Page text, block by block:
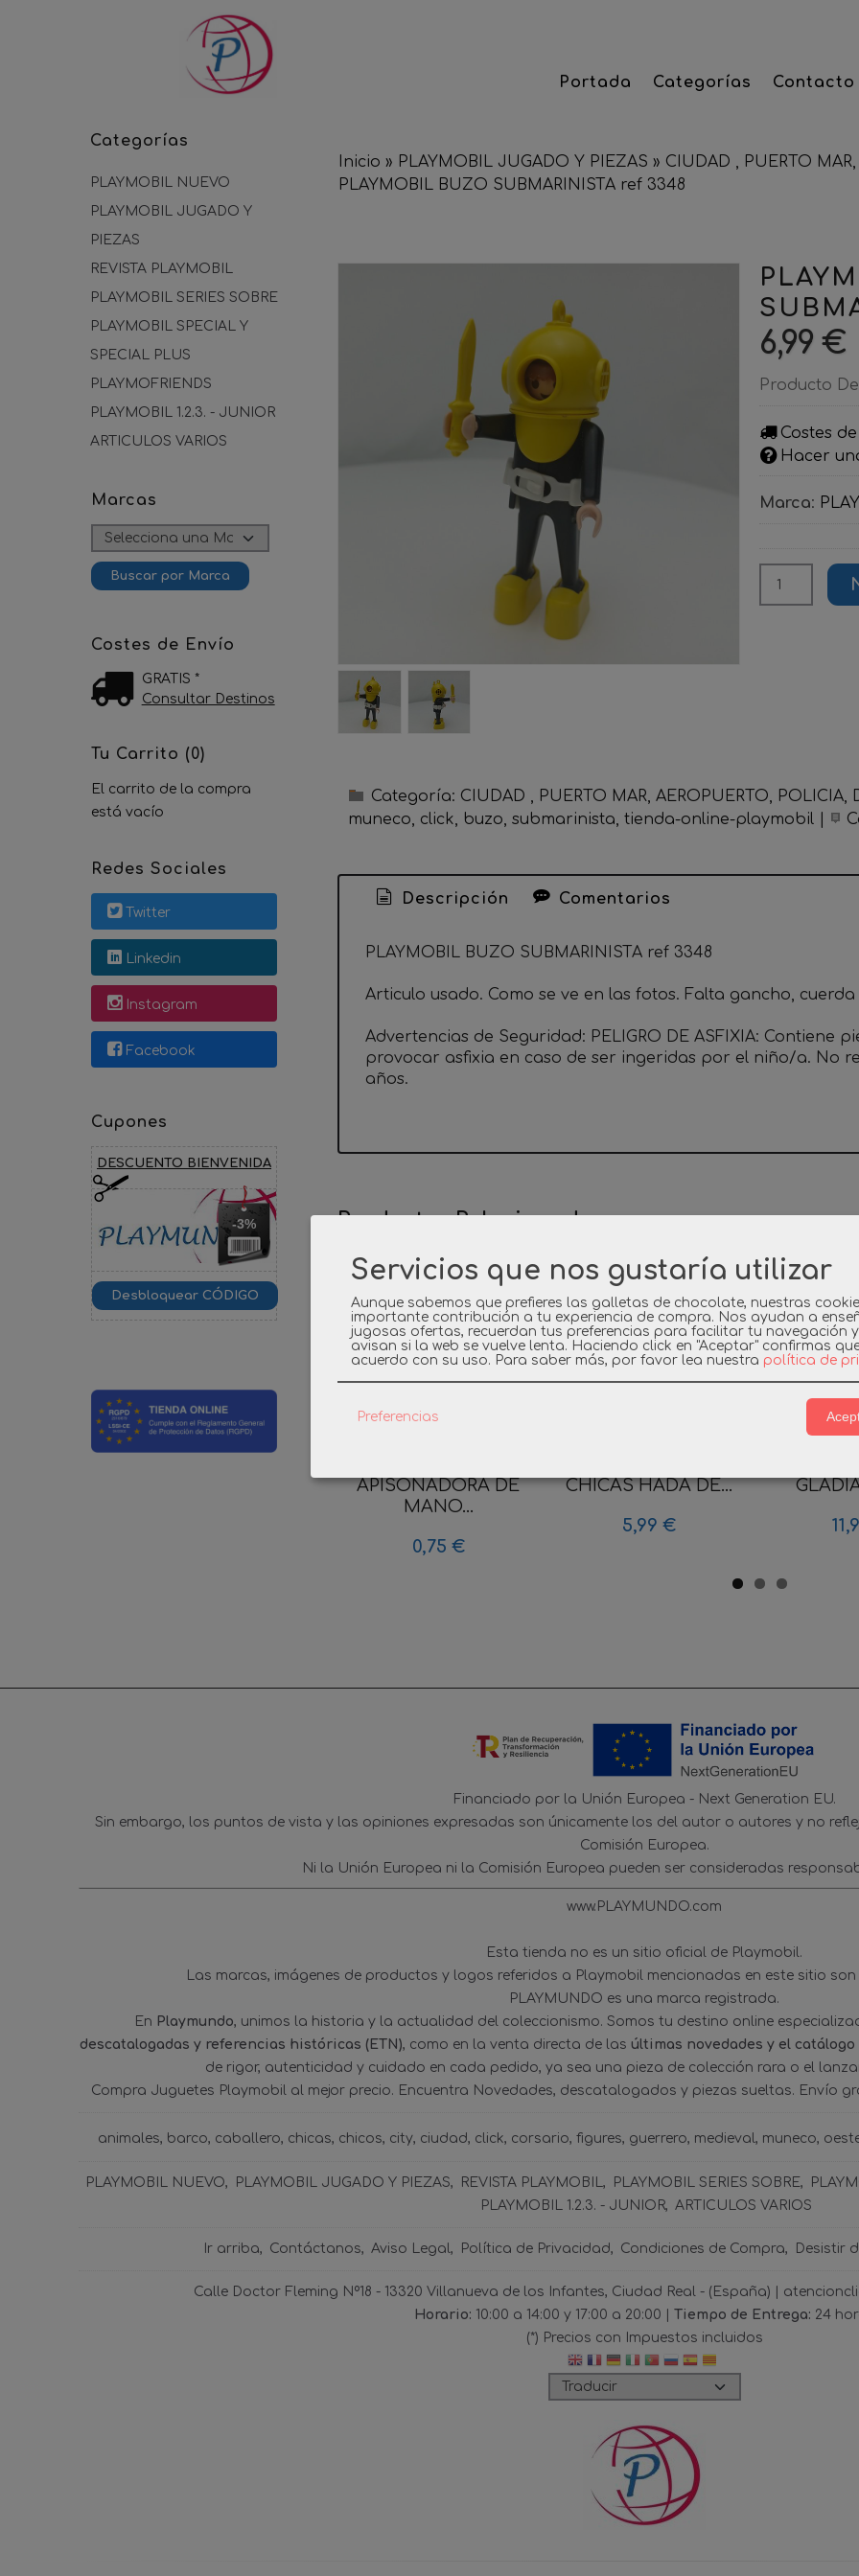
Portada Categorías Contacto
Categorías
PLAYMOBIL NUEVO
PLAYMOBIL JUGADO Y
PIEZAS
REVISTA PLAYMOBIL
PLAYMOBIL SERIES SOBRE
PLAYMOBIL SPECIAL Y
SPECIAL PLUS
PLAYMOFRIENDS
PLAYMOBIL 1.2.3. - JUNIOR
ARTICULOS VARIOS
Marcas
Costes de Envío
GRATIS *
Consultar Destinos
Tu Carrito (0)
El carrito de la compra
está vacío
Redes Sociales
Twitter
Linkedin
Instagram
Facebook
Cupones
DESCUENTO BIENVENIDA
-3%
Inicio » PLAYMOBIL JUGADO Y PIEZAS » CIUDAD , PUERTO
PLAYMOBIL BUZO SUBMARINISTA ref 3348
6,99 €
Producto
Costes
Hacer
Marca:
Categoría: CIUDAD , PUERTO MAR, AEROPUERTO, POLICIA,
muneco
click buzo submarinista tienda-online-playmobil
Descripción Comentarios
PLAYMOBIL BUZO SUBMARINISTA ref 3348
Articulo usado. Como se ve en las fotos. Falta gancho,
Advertencias de Seguridad: PELIGRO DE ASFIXIA: Contiene
provocar asfixia en caso de ser ingeridas por el niño/a. No
años.
Productos Relacionados
APISONADORA DE
MANO...
0,75 €
CHICAS HADA DE...
5,99 €
Financiado por la Unión Europea - Next Generation EU.
Sin embargo, los puntos de vista y las opiniones expresadas son únicamente los del autor o autores y no
Comisión Europea.
Ni la Unión Europea ni la Comisión Europea pueden ser consideradas
www.PLAYMUNDO.com
Esta tienda no es un sitio oficial de Playmobil.
Las marcas, imágenes de productos y logos referidos a Playmobil mencionadas en este sitio
PLAYMUNDO es una marca registrada.
En Playmundo, unimos la historia y la actualidad del coleccionismo. Somos tu destino online
descatalogadas y referencias históricas (ETN), como en la venta directa de las últimas novedades y el
de rigor, autenticidad y cuidado en cada pedido, ya sea una pieza de colección rara o el
Compra Juguetes Playmobil al mejor precio. Encuentra Novedades, descatalogados y piezas sueltas. Envío
animales barco caballero chicas chicos city ciudad click corsario figures guerrero medieval muneco
PLAYMOBIL NUEVO PLAYMOBIL JUGADO Y PIEZAS REVISTA PLAYMOBIL PLAYMOBIL SERIES SOBRE
PLAYMOBIL 1.2.3. - JUNIOR
ARTICULOS VARIOS
Ir arriba Contáctanos Aviso Legal Política de Privacidad Condiciones de Compra Desistir
Calle Doctor Fleming Nº18 - 13320 Villanueva de los Infantes, Ciudad Real - (España) |
Horario: 10:00 a 14:00 y 17:00 a 20:00 | Tiempo de Entrega: 24
(*) Precios con Impuestos incluidos
Servicios que nos gustaría utilizar
Aunque sabemos que prefieres las galletas de chocolate, nuestras
importante contribución a tu experiencia de compra. Nos ayudan a
jugosas ofertas, recuerdan tus preferencias para facilitar tu navegación
avisan si la web se vuelve lenta. Haciendo click en "Aceptar" confirmas
acuerdo con su uso. Para saber más, por favor lea nuestra política de
Preferencias